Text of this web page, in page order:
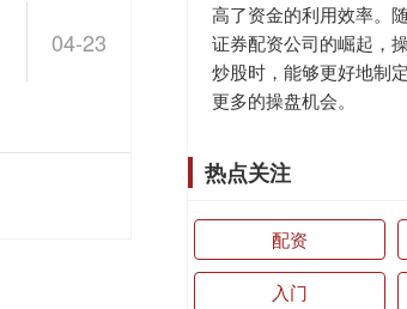
04-23
高了资金的利用效率。
证券配资公司的崛起，
炒股时，能够更好地制
更多的操盘机会。
热点关注
配资
入门